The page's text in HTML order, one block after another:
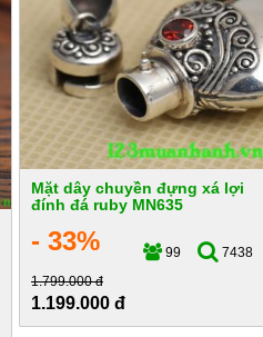
Mặt dây chuyền đựng xá lợi
đính đá ruby MN635
- 33% 99
7438
1.799.000 đ
1.199.000 đ